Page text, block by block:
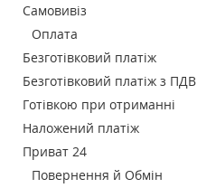
Самовивіз
Оплата
Безготівковий платіж
Безготівковий платіж з ПДВ
Готівкою при отриманні
Наложений платіж
Приват 24
Повернення й Обмін